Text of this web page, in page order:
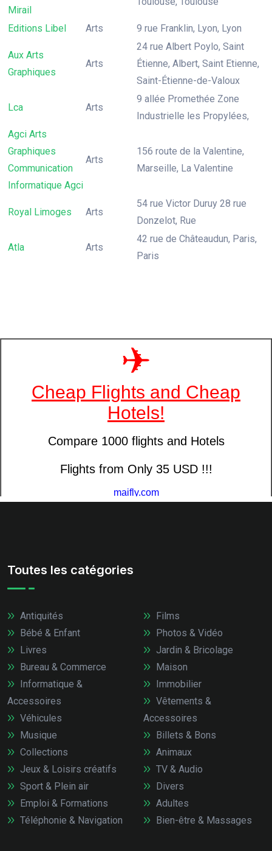
Mirail
Editions Libel Arts 9 rue Franklin, Lyon, Lyon
Aux Arts
Graphiques
Arts
24 rue Albert Poylo, Saint
Étienne, Albert, Saint Etienne,
Saint-Étienne-de-Valoux
Lca Arts
9 allée Promethée Zone
Industrielle les Propylées,
Agci Arts
Graphiques
Communication
Informatique Agci
Arts
156 route de la Valentine,
Marseille, La Valentine
Royal Limoges Arts
54 rue Victor Duruy 28 rue
Donzelot, Rue
Atla Arts
42 rue de Châteaudun, Paris,
Paris
Toutes les catégories
Antiquités
Bébé & Enfant
Livres
Bureau & Commerce
Informatique &
Accessoires
Véhicules
Films
Photos & Vidéo
Jardin & Bricolage
Maison
Immobilier
Vêtements &
Accessoires
Musique
Collections
Jeux & Loisirs créatifs
Sport & Plein air
Emploi & Formations
Téléphonie & Navigation
Billets & Bons
Animaux
TV & Audio
Divers
Adultes
Bien-être & Massages